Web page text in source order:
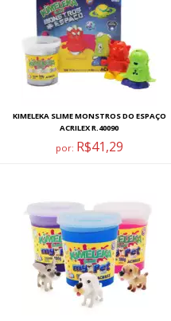
KIMELEKA SLIME MONSTROS DO ESPAÇO
ACRILEX R.40090
por: R$41,29